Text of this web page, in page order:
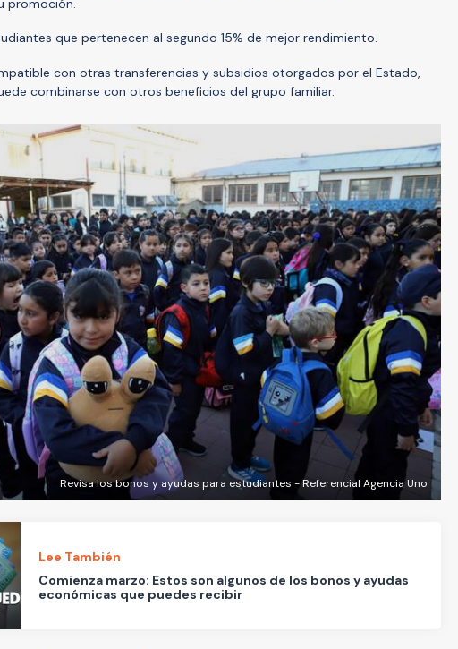
promoción.
que pertenecen al segundo 15% de mejor rendimiento.
con otras transferencias y subsidios otorgados por el Estado,
combinarse con otros beneficios del grupo familiar.
Revisa los bonos y ayudas para estudiantes - Referencial Agencia Uno
Lee También
Comienza marzo: Estos son algunos de los bonos y ayudas
económicas que puedes recibir